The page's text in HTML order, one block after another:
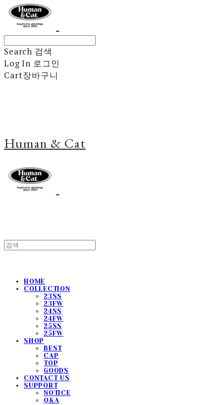
Search 검색
Log In 로그인
Cart장바구니
Human & Cat
HOME
COLLECTION
23SS
23FW
24SS
24FW
25SS
25FW
SHOP
BEST
CAP
TOP
GOODS
CONTACT US
SUPPORT
NOTICE
Q&A